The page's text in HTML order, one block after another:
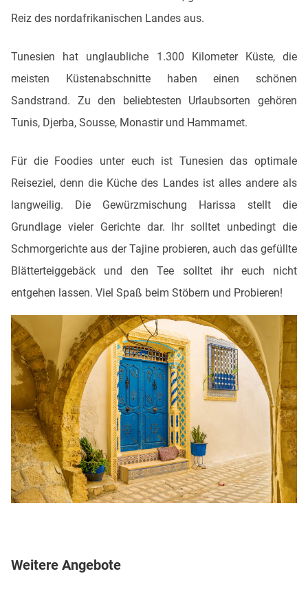
Reiz des nordafrikanischen Landes aus.
Tunesien hat unglaubliche 1.300 Kilometer Küste, die
meisten Küstenabschnitte haben einen schönen
Sandstrand. Zu den beliebtesten Urlaubsorten gehören
Tunis, Djerba, Sousse, Monastir und Hammamet.
Für die Foodies unter euch ist Tunesien das optimale
Reiseziel, denn die Küche des Landes ist alles andere als
langweilig. Die Gewürzmischung Harissa stellt die
Grundlage vieler Gerichte dar. Ihr solltet unbedingt die
Schmorgerichte aus der Tajine probieren, auch das gefüllte
Blätterteiggebäck und den Tee solltet ihr euch nicht
entgehen lassen. Viel Spaß beim Stöbern und Probieren!
Weitere Angebote